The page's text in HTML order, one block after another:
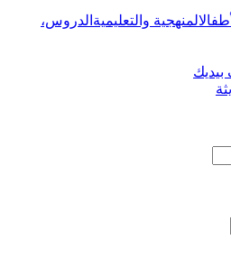
المنهجية والتعليمية الدروس،